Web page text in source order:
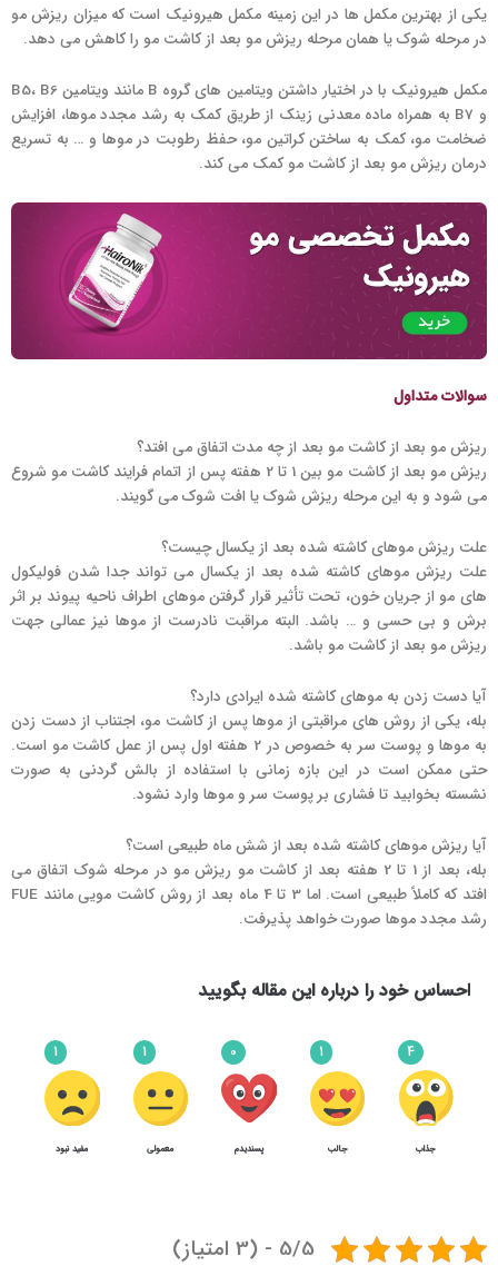
یکی از بهترین مکمل ها در این زمینه مکمل هیرونیک است که میزان ریزش مو
در مرحله شوک یا همان مرحله ریزش مو بعد از کاشت مو را کاهش می دهد.
مکمل هیرونیک با در اختیار داشتن ویتامین های گروه B مانند ویتامین B5، B6
و B7 به همراه ماده معدنی زینک از طریق کمک به رشد مجدد موها، افزایش
ضخامت مو، کمک به ساختن کراتین مو، حفظ رطوبت در موها و … به تسریع
درمان ریزش مو بعد از کاشت مو کمک می کند.
سوالات متداول
ریزش مو بعد از کاشت مو بعد از چه مدت اتفاق می افتد؟
ریزش مو بعد از کاشت مو بین 1 تا 2 هفته پس از اتمام فرایند کاشت مو شروع
می شود و به این مرحله ریزش شوک یا افت شوک می گویند.
علت ریزش موهای کاشته شده بعد از یکسال چیست؟
علت ریزش موهای کاشته شده بعد از یکسال می تواند جدا شدن فولیکول
های مو از جریان خون، تحت تأثیر قرار گرفتن موهای اطراف ناحیه پیوند بر اثر
برش و بی حسی و … باشد. البته مراقبت نادرست از موها نیز عمالی جهت
ریزش مو بعد از کاشت مو باشد.
آیا دست زدن به موهای کاشته شده ایرادی دارد؟
بله، یکی از روش های مراقبتی از موها پس از کاشت مو، اجتناب از دست زدن
به موها و پوست سر به خصوص در 2 هفته اول پس از عمل کاشت مو است.
حتی ممکن است در این بازه زمانی با استفاده از بالش گردنی به صورت
نشسته بخوابید تا فشاری بر پوست سر و موها وارد نشود.
آیا ریزش موهای کاشته شده بعد از شش ماه طبیعی است؟
بله، بعد از 1 تا 2 هفته بعد از کاشت مو ریزش مو در مرحله شوک اتفاق می
افتد که کاملاً طبیعی است. اما 3 تا 4 ماه بعد از روش کاشت مویی مانند FUE
رشد مجدد موها صورت خواهد پذیرفت.
احساس خود را درباره این مقاله بگویید
4
جذاب
1
جالب
0
پسندیدم
1
معمولی
1
مفید نبود
5/5 - (3 امتیاز)